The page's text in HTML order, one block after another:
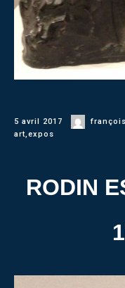
5 avril 2017
art,expos
RODIN